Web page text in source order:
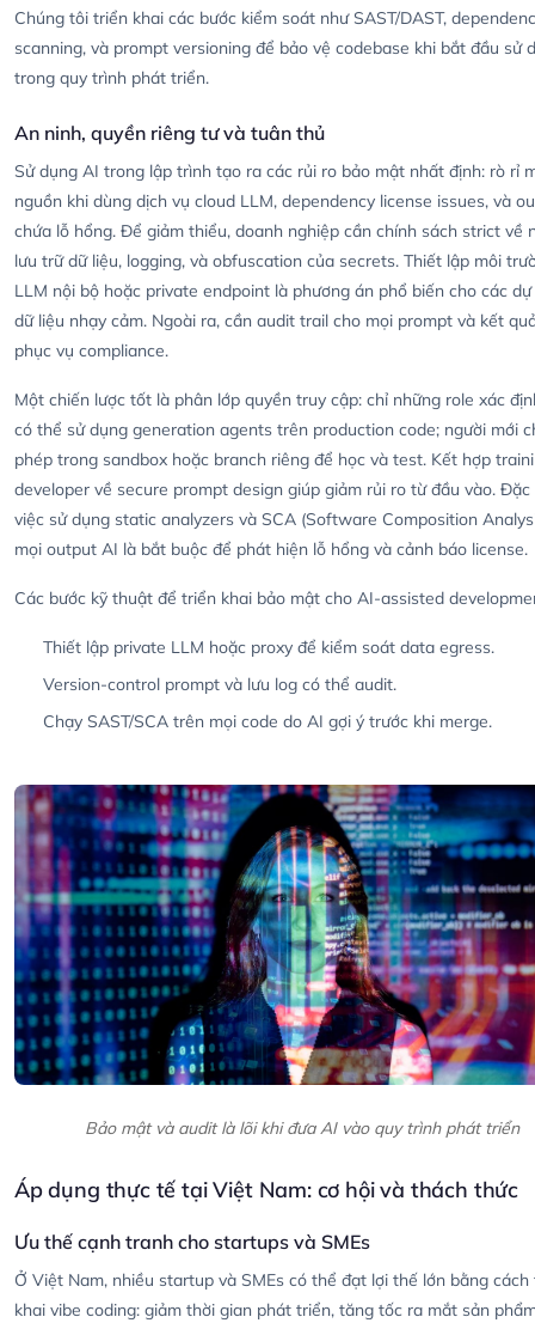
Chúng tôi triển khai các bước kiểm soát như SAST/DAST,
scanning, và prompt versioning để bảo vệ codebase khi bắt đầu sử
trong quy trình phát triển.
An ninh, quyền riêng tư và tuân thủ
Sử dụng AI trong lập trình tạo ra các rủi ro bảo mật nhất định: rò rỉ
nguồn khi dùng dịch vụ cloud LLM, dependency license issues, và
chứa lỗ hổng. Để giảm thiểu, doanh nghiệp cần chính sách strict về
lưu trữ dữ liệu, logging, và obfuscation của secrets. Thiết lập môi
LLM nội bộ hoặc private endpoint là phương án phổ biến cho các
dữ liệu nhạy cảm. Ngoài ra, cần audit trail cho mọi prompt và kết
phục vụ compliance.
Một chiến lược tốt là phân lớp quyền truy cập: chỉ những role xác
có thể sử dụng generation agents trên production code; người mới
phép trong sandbox hoặc branch riêng để học và test. Kết hợp
developer về secure prompt design giúp giảm rủi ro từ đầu vào. Đặc
việc sử dụng static analyzers và SCA (Software Composition
mọi output AI là bắt buộc để phát hiện lỗ hổng và cảnh báo license.
Các bước kỹ thuật để triển khai bảo mật cho AI-assisted
Thiết lập private LLM hoặc proxy để kiểm soát data egress.
Version-control prompt và lưu log có thể audit.
Chạy SAST/SCA trên mọi code do AI gợi ý trước khi merge.
Bảo mật và audit là lõi khi đưa AI vào quy trình phát triển
Áp dụng thực tế tại Việt Nam: cơ hội và thách thức
Ưu thế cạnh tranh cho startups và SMEs
Ở Việt Nam, nhiều startup và SMEs có thể đạt lợi thế lớn bằng cách
khai vibe coding: giảm thời gian phát triển, tăng tốc ra mắt sản